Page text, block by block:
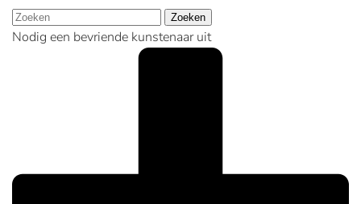
Zoeken
Nodig een bevriende kunstenaar uit